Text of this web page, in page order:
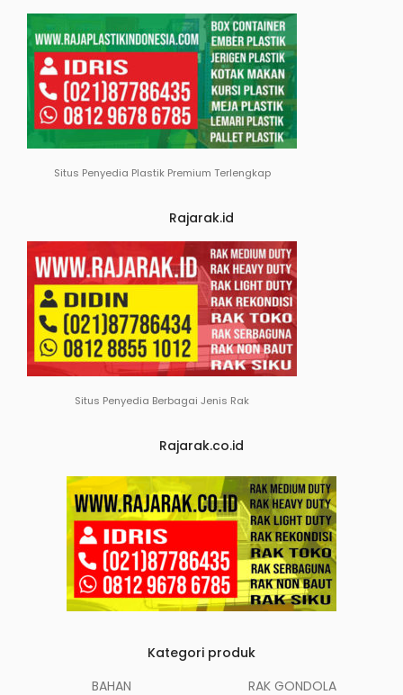
Situs Penyedia Plastik Premium Terlengkap
Rajarak.id
Situs Penyedia Berbagai Jenis Rak
Rajarak.co.id
Kategori produk
BAHAN
RAK GONDOLA